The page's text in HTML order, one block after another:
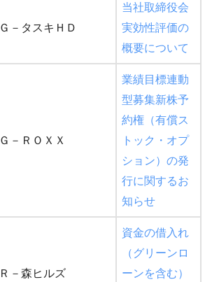
Ｇ－タスキＨＤ
当社取締役会
実効性評価の
概要について
Ｇ－ＲＯＸＸ
業績目標連動
型募集新株予
約権（有償ス
トック・オプ
ション）の発
行に関するお
知らせ
Ｒ－森ヒルズ
資金の借入れ
（グリーンロ
ーンを含む）